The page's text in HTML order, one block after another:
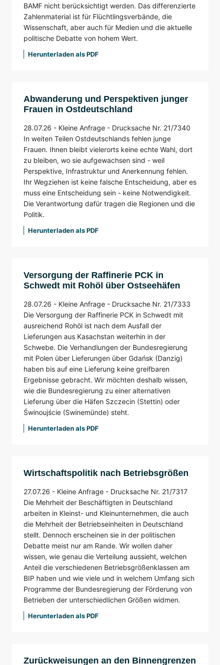
BAMF nicht berücksichtigt werden. Das differenzierte
Zahlenmaterial ist für Flüchtlingsverbände, die
Wissenschaft, aber auch für Medien und die aktuelle
politische Debatte von hohem Wert.
Herunterladen als PDF
Abwanderung und Perspektiven junger
Frauen in Ostdeutschland
28.07.26 - Kleine Anfrage - Drucksache Nr. 21/7340
In weiten Teilen Ostdeutschlands fehlen junge
Frauen. Ihnen bleibt vielerorts keine echte Wahl, dort
zu bleiben, wo sie aufgewachsen sind - weil
Perspektive, Infrastruktur und Anerkennung fehlen.
Ihr Wegziehen ist keine falsche Entscheidung, aber es
muss eine Entscheidung sein - keine Notwendigkeit.
Die Verantwortung dafür tragen die Regionen und die
Politik.
Herunterladen als PDF
Versorgung der Raffinerie PCK in
Schwedt mit Rohöl über Ostseehäfen
28.07.26 - Kleine Anfrage - Drucksache Nr. 21/7333
Die Versorgung der Raffinerie PCK in Schwedt mit
ausreichend Rohöl ist nach dem Ausfall der
Lieferungen aus Kasachstan weiterhin in der
Schwebe. Die Verhandlungen der Bundesregierung
mit Polen über Lieferungen über Gdańsk (Danzig)
haben bis auf eine Lieferung keine greifbaren
Ergebnisse gebracht. Wir möchten deshalb wissen,
wie die Bundesregierung zu einer alternativen
Lieferung über die Häfen Szczecin (Stettin) oder
Świnoujście (Swinemünde) steht.
Herunterladen als PDF
Wirtschaftspolitik nach Betriebsgrößen
27.07.26 - Kleine Anfrage - Drucksache Nr. 21/7317
Die Mehrheit der Beschäftigten in Deutschland
arbeiten in Kleinst- und Kleinunternehmen, die auch
die Mehrheit der Betriebseinheiten in Deutschland
stellt. Dennoch erscheinen sie in der politischen
Debatte meist nur am Rande. Wir wollen daher
wissen, wie genau die Verteilung aussieht, welchen
Anteil die verschiedenen Betriebsgrößenklassen am
BIP haben und wie viele und in welchem Umfang sich
Programme der Bundesregierung der Förderung von
Betrieben der unterschiedlichen Größen widmen.
Herunterladen als PDF
Zurückweisungen an den Binnengrenzen